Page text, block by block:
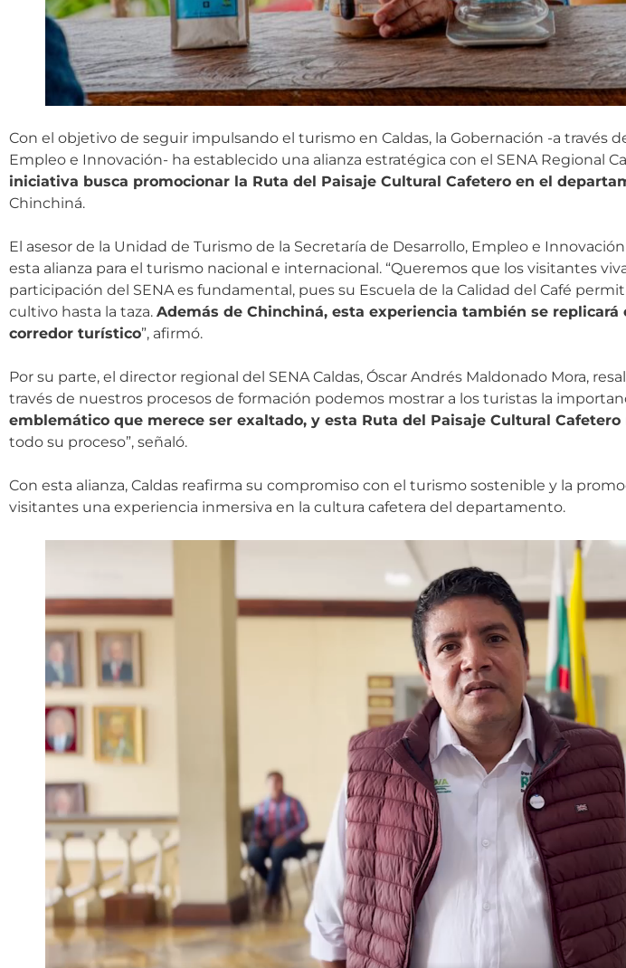
Con el objetivo de seguir impulsando el turismo en Caldas, la Gobernación -a través
Empleo e Innovación- ha establecido una alianza estratégica con el SENA Regional
iniciativa busca promocionar la Ruta del Paisaje Cultural Cafetero en el
Chinchiná.
El asesor de la Unidad de Turismo de la Secretaría de Desarrollo, Empleo e
esta alianza para el turismo nacional e internacional. “Queremos que los visitantes
participación del SENA es fundamental, pues su Escuela de la Calidad del Café
cultivo hasta la taza. Además de Chinchiná, esta experiencia también se
corredor turístico”, afirmó.
Por su parte, el director regional del SENA Caldas, Óscar Andrés Maldonado Mora,
través de nuestros procesos de formación podemos mostrar a los turistas la
emblemático que merece ser exaltado, y esta Ruta del Paisaje Cultural
todo su proceso”, señaló.
Con esta alianza, Caldas reafirma su compromiso con el turismo sostenible y la
visitantes una experiencia inmersiva en la cultura cafetera del departamento.